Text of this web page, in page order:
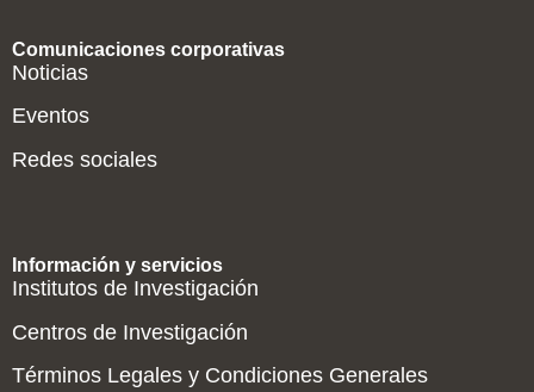
Comunicaciones corporativas
Noticias
Eventos
Redes sociales
Información y servicios
Institutos de Investigación
Centros de Investigación
Términos Legales y Condiciones Generales